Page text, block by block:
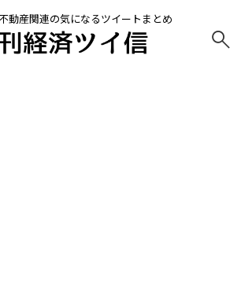
動産関連の気になるツイートまとめ